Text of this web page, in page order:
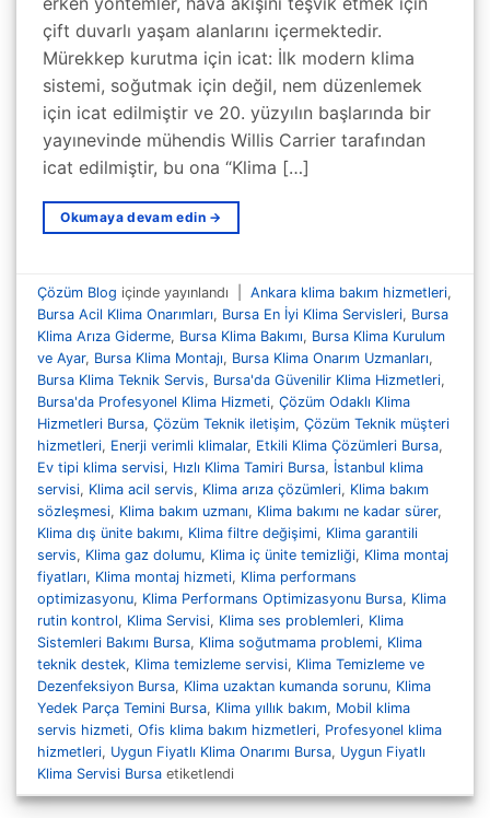
çift duvarlı yaşam alanlarını içermektedir.
Mürekkep kurutma için icat: İlk modern klima
sistemi, soğutmak için değil, nem düzenlemek
için icat edilmiştir ve 20. yüzyılın başlarında bir
yayınevinde mühendis Willis Carrier tarafından
icat edilmiştir, bu ona “Klima […]
Okumaya devam edin →
Çözüm Blog içinde yayınlandı Ankara klima bakım hizmetleri,
Bursa Acil Klima Onarımları, Bursa En İyi Klima Servisleri, Bursa
Klima Arıza Giderme, Bursa Klima Bakımı, Bursa Klima Kurulum
ve Ayar, Bursa Klima Montajı, Bursa Klima Onarım Uzmanları,
Bursa Klima Teknik Servis, Bursa'da Güvenilir Klima Hizmetleri,
Bursa'da Profesyonel Klima Hizmeti,Çözüm Odaklı Klima
Hizmetleri Bursa,Çözüm Teknik iletişim,Çözüm Teknik müşteri
hizmetleri, Enerji verimli klimalar, Etkili Klima Çözümleri Bursa,
Ev tipi klima servisi, Hızlı Klima Tamiri Bursa, İstanbul klima
servisi, Klima acil servis, Klima arıza çözümleri, Klima bakım
sözleşmesi, Klima bakım uzmanı, Klima bakımı ne kadar sürer,
Klima dış ünite bakımı, Klima filtre değişimi, Klima garantili
servis, Klima gaz dolumu, Klima iç ünite temizliği, Klima montaj
fiyatları, Klima montaj hizmeti, Klima performans
optimizasyonu, Klima Performans Optimizasyonu Bursa, Klima
rutin kontrol, Klima Servisi, Klima ses problemleri, Klima
Sistemleri Bakımı Bursa, Klima soğutmama problemi, Klima
teknik destek, Klima temizleme servisi, Klima Temizleme ve
Dezenfeksiyon Bursa, Klima uzaktan kumanda sorunu, Klima
Yedek Parça Temini Bursa, Klima yıllık bakım, Mobil klima
servis hizmeti,Ofis klima bakım hizmetleri, Profesyonel klima
hizmetleri, Uygun Fiyatlı Klima Onarımı Bursa, Uygun Fiyatlı
Klima Servisi Bursa etiketlendi